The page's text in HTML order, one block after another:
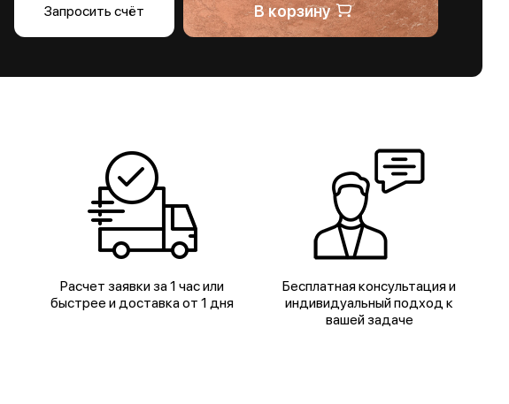
Запросить счёт В корзину
Расчет заявки за 1 час или
быстрее и доставка от 1 дня
Бесплатная консультация и
индивидуальный подход к
вашей задаче